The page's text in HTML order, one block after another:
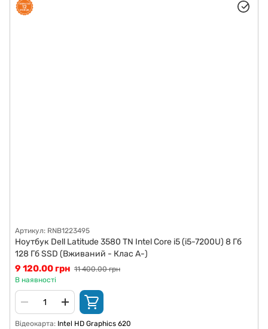
Артикул: RNB1223495
Ноутбук Dell Latitude 3580 TN Intel Core i5 (i5-7200U) 8 Гб
128 Гб SSD (Вживаний - Клас A-)
9 120.00 грн 11 400.00 грн
В наявності
Відеокарта Intel HD Graphics 620